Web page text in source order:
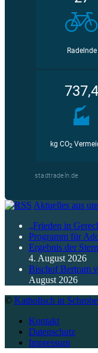
Aktuelles aus
„Frieden in
Programm für
Ergebnis der
4. August 2026
Bischof Bertram
August 2026
© Katholisch in
Kontakt
Datenschutz
Impressum